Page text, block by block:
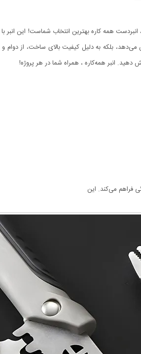
انبردست همه کاره بهترین انتخاب شماست! این
بلکه به دلیل کیفیت بالای ساخت، از دوام و
دهید. انبر همه‌کاره ، همراه شما در هر پروژه!